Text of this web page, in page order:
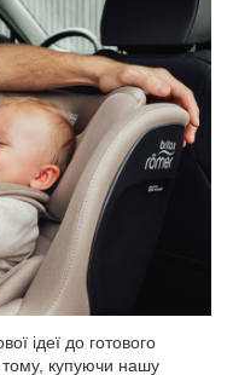
ідеї до готового
купуючи нашу